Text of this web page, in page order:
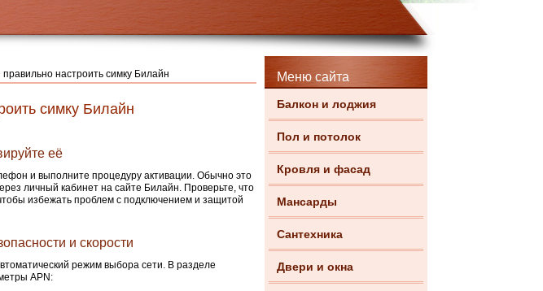
Меню сайта
Балкон и лоджия
Пол и потолок
Кровля и фасад
Мансарды
Сантехника
Двери и окна
правильно настроить симку Билайн
симку Билайн
её
и выполните процедуру активации. Обычно это
личный кабинет на сайте Билайн. Проверьте, что
избежать проблем с подключением и защитой
и скорости
режим выбора сети. В разделе
APN: